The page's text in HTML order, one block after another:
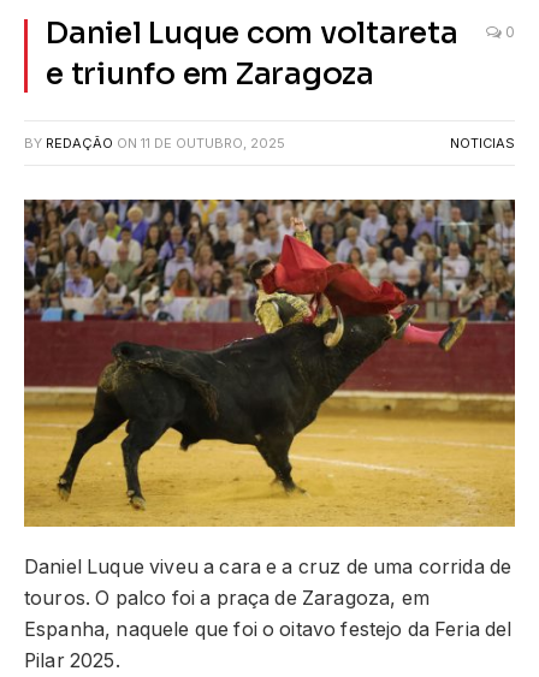
Daniel Luque com voltareta
e triunfo em Zaragoza
0
BY REDAÇÃO ON 11 DE OUTUBRO, 2025 NOTICIAS
Daniel Luque viveu a cara e a cruz de uma corrida de
touros. O palco foi a praça de Zaragoza, em
Espanha, naquele que foi o oitavo festejo da Feria del
Pilar 2025.